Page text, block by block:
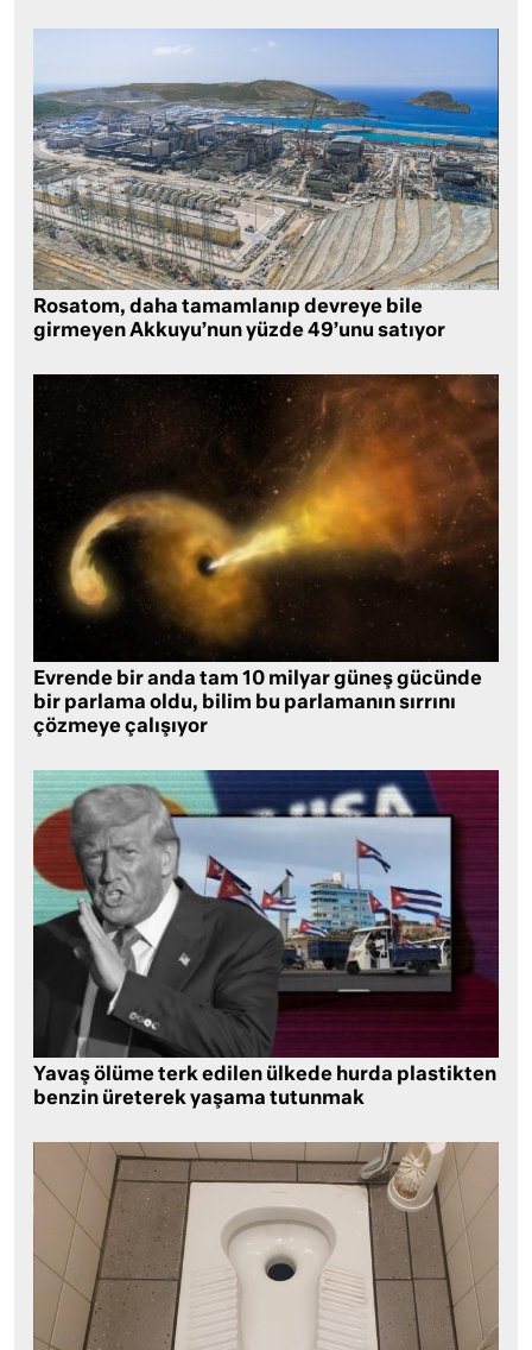
Rosatom, daha tamamlanıp devreye bile
girmeyen Akkuyu’nun yüzde 49’unu satıyor
Evrende bir anda tam 10 milyar güneş gücünde
bir parlama oldu, bilim bu parlamanın sırrını
çözmeye çalışıyor
Yavaş ölüme terk edilen ülkede hurda plastikten
benzin üreterek yaşama tutunmak